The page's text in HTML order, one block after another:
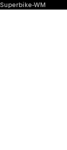
Superbike-WM